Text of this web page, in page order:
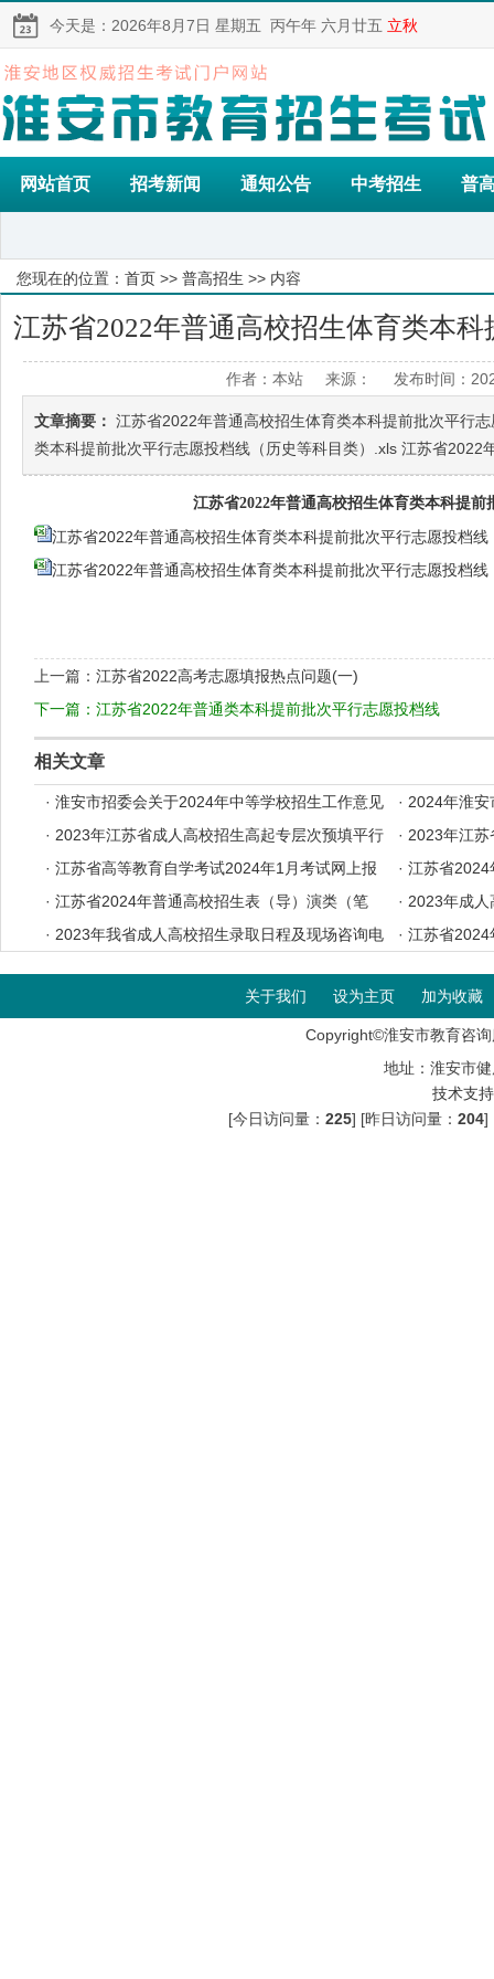
今天是： 2026年8月7日 星期五 丙午年 六月廿五 立秋
网站首页 招考新闻 通知公告 中考招生 普
您现在的位置： 首页 >> 普高招生 >> 内容
江苏省2022年普通高校招生体育类本
线
作者：本站 来源： 发布时间：
文章摘要： 江苏省2022年普通高校招生体育类本科提前批次平行
类本科提前批次平行志愿投档线（历史等科目类）.xls 江苏省2022
江苏省2022年普通高校招生体育类本科提前
江苏省2022年普通高校招生体育类本科提前批次平行志愿投档
江苏省2022年普通高校招生体育类本科提前批次平行志愿投档
上一篇： 江苏省2022高考志愿填报热点问题(一)
下一篇： 江苏省2022年普通类本科提前批次平行志愿投档线
相关文章
· 淮安市招委会关于2024年中等学校招生工作意见 · 2024年淮
· 2023年江苏省成人高校招生高起专层次预填平行
志愿投档分数线
· 2023年江
档分数线
· 江苏省高等教育自学考试2024年1月考试网上报
名办法
· 江苏省2024
考证自助打
· 江苏省2024年普通高校招生表（导）演类（笔
试）、书法类专业省统考考前提醒
· 2023年成
· 2023年我省成人高校招生录取日程及现场咨询电
· 江苏省2024
关于我们
设为主页 加为收藏
Copyright©淮安市教育咨
地址：淮安市
技术支
[今日访问量：225] [昨日访问量：204]